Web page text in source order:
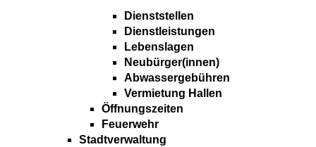
Dienststellen
Dienstleistungen
Lebenslagen
Neubürger(innen)
Abwassergebühren
Vermietung Hallen
Öffnungszeiten
Feuerwehr
Stadtverwaltung